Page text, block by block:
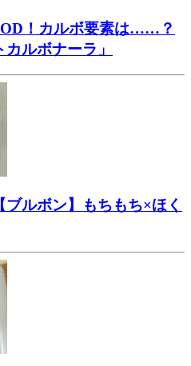
！カルボ要素は……？
ルボナーラ」
ルボン】もちもち×ほく